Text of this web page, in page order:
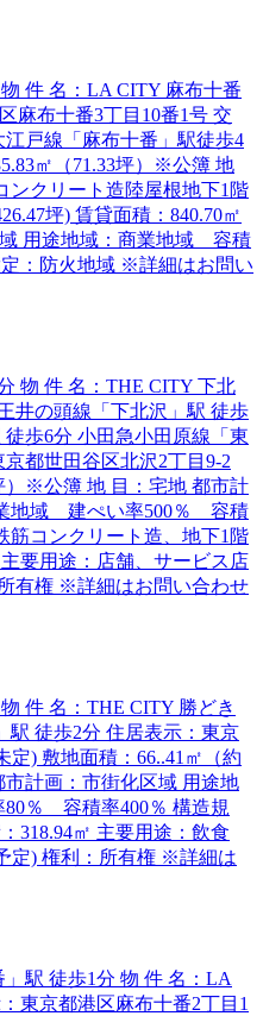
件 名：LA CITY 麻布十番
麻布十番3丁目10番1号 交
戸線「麻布十番」駅徒歩4
㎡（71.33坪）※公簿 地
ンクリート造陸屋根地下1階
坪) 賃貸面積：840.70㎡
域 用途地域：商業地域 容積
：防火地域 ※詳細はお問い
物 件 名：THE CITY 下北
井の頭線「下北沢」駅 徒歩
歩6分 小田急小田原線「東
都世田谷区北沢2丁目9-2
）※公簿 地 目：宅地 都市計
地域 建ぺい率500％ 容積
筋コンクリート造、地下1階
要用途：店舗、サービス店
有権 ※詳細はお問い合わせ
件 名：THE CITY 勝どき
駅 徒歩2分 住居表示：東京
定) 敷地面積：66..41㎡（約
計画：市街化区域 用途地
％ 容積率400％ 構造規
318.94㎡ 主要用途：飲食
定) 権利：所有権 ※詳細は
」駅 徒歩1分 物 件 名：LA
東京都港区麻布十番2丁目1